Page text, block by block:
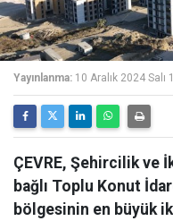
Yayınlanma: 10 Aralık 2024 Salı
ÇEVRE, Şehircilik ve
bağlı Toplu Konut
bölgesinin en büyük